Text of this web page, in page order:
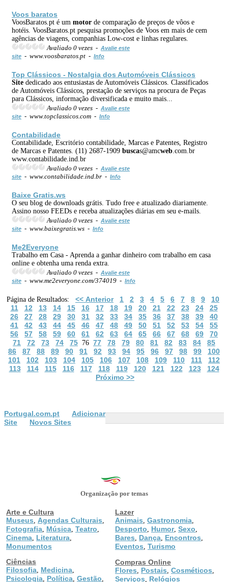
Voos baratos
VoosBaratos.pt é um motor de comparação de preços de vôos e
hotéis. VoosBaratos.pt pesquisa promoções de Voos em mais de cem
agências de viagens, companhias Low-cost e linhas regulares.
Avaliado 0 vezes - Avalie este
site - www.voosbaratos.pt - Info
Top Clássicos - Nostalgia dos Automóveis Clássicos
Site dedicado aos entusiastas de Automóveis Clássicos. Classificados
de Automóveis Clássicos, prestação de serviços na procura de Peças
para Clássicos, informação diversificada e muito mais...
Avaliado 0 vezes - Avalie este
site - www.topclassicos.com - Info
Contabilidade
Contabilidade, Escritório contabilidade, Marcas e Patentes, Registro
de Marcas e Patentes. (11) 2687-1909 buscas@amcweb .com.br
www.contabilidade.ind.br
Avaliado 0 vezes - Avalie este
site - www.contabilidade.ind.br - Info
Baixe Gratis.ws
O seu blog de downloads grátis. Tudo free e atualizado diariamente.
Assino nosso FEEDs e receba atualizações diárias em seu e-mails.
Avaliado 0 vezes - Avalie este
site - www.baixegratis.ws - Info
Me2Everyone
Trabalho em Casa - Aprenda a ganhar dinheiro com trabalho em casa
online e obtenha uma renda extra.
Avaliado 0 vezes - Avalie este
site - www.me2everyone.com/374019 - Info
Página de Resultados: << Anterior 1 2 3 4 5 6 7 8 9
10
11
12 13 14 15 16 17 18 19 20 21 22 23 24
25
26
27 28 29 30 31 32 33 34 35 36 37 38 39
40
41
42 43 44 45 46 47 48 49 50 51 52 53 54
55
56
57 58 59 60 61 62 63 64 65 66 67 68 69
70
71
72 73 74 75 76 77 78 79 80 81 82 83 84
85
86
87 88 89 90 91 92 93 94 95 96 97 98 99
100
101
102 103 104 105 106 107 108 109 110 111
112
113
114 115 116 117 118 119 120 121 122 123
124
Próximo >>
Portugal.com.pt
Adicionar
Site
Novos Sites
Organização por temas
Arte e Cultura
Museus
Agendas Culturais
Fotografia Música Teatro
Cinema Literatura
Monumentos
Ciências
Filosofia Medicina
Psicologia Política Gestão
Lazer
Animais Gastronomia
Desporto Humor, Sexo
Bares Dança Encontros
Eventos Turismo
Compras Online
Flores
Postais Cosméticos
Serviços Relógios